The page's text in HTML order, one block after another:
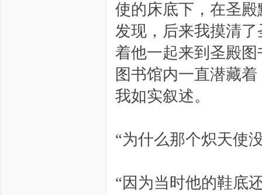
使的床底下，在圣
发现，后来我摸清
着他一起来到圣殿
图书馆内一直潜藏
我如实叙述。
“为什么那个炽天使
“因为当时他的鞋底